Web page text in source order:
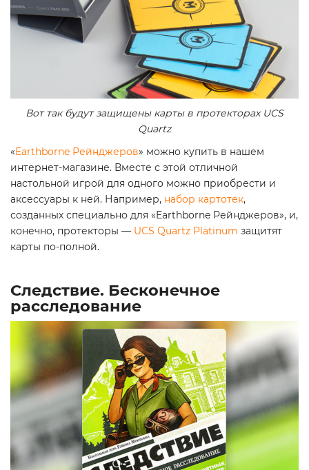
Вот так будут защищены карты в протекторах UCS
Quartz
«Earthborne Рейнджеров» можно купить в нашем
интернет-магазине. Вместе с этой отличной
настольной игрой для одного можно приобрести и
аксессуары к ней. Например, набор картотек,
созданных специально для «Earthborne Рейнджеров», и,
конечно, протекторы — UCS Quartz Platinum защитят
карты по-полной.
Следствие. Бесконечное
расследование